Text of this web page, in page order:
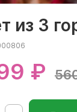
из 3
₽